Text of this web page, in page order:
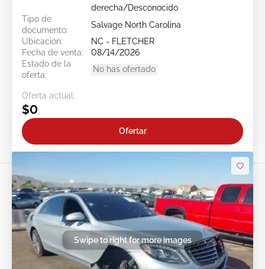
derecha/Desconocido
Tipo de
documento:
Salvage North Carolina
Ubicación:
NC - FLETCHER
Fecha de venta:
08/14/2026
Estado de la
oferta:
No has ofertado
Oferta actual:
$0
Ofertar
Swipe to right for more images